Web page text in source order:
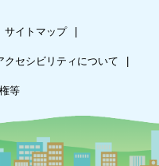
サイトマップ
クセシビリティについて
等